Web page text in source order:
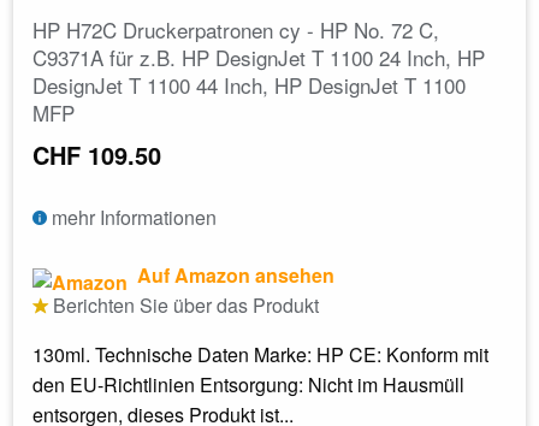
HP H72C Druckerpatronen cy - HP No. 72 C,
C9371A für z.B. HP DesignJet T 1100 24 Inch, HP
DesignJet T 1100 44 Inch, HP DesignJet T 1100
MFP
CHF 109.50
mehr Informationen
Auf Amazon ansehen
Berichten Sie über das Produkt
130ml. Technische Daten Marke: HP CE: Konform mit
den EU-Richtlinien Entsorgung: Nicht im Hausmüll
entsorgen, dieses Produkt ist...